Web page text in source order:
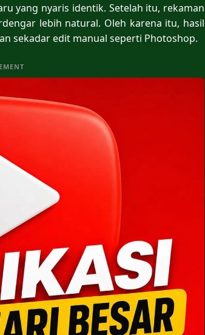
yang nyaris identik. Setelah itu, rekaman
lebih natural. Oleh karena itu, hasil
sekadar edit manual seperti Photoshop.